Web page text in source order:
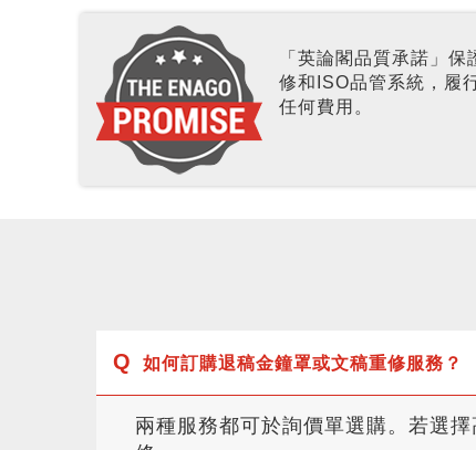
「英論閣品質承諾」
修和ISO品管系統，履
任何費用。
如何訂購退稿金鐘罩或文稿重修服務？
兩種服務都可於詢價單選購。若選